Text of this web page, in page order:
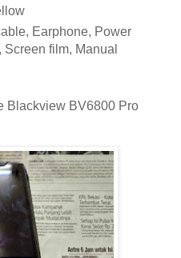
Earphone, Power
film, Manual
Blackview BV6800 Pro